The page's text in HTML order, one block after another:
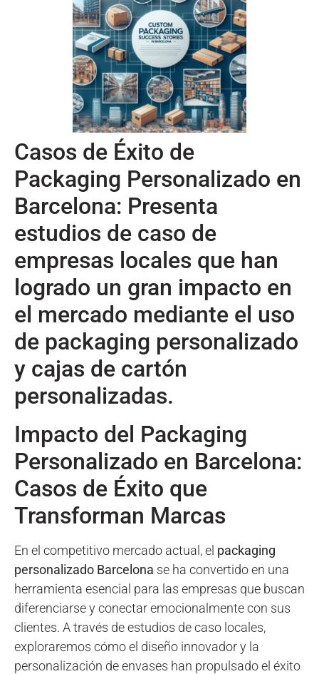
Casos de Éxito de
Packaging Personalizado en
Barcelona: Presenta
estudios de caso de
empresas locales que han
logrado un gran impacto en
el mercado mediante el uso
de packaging personalizado
y cajas de cartón
personalizadas.
Impacto del Packaging
Personalizado en Barcelona:
Casos de Éxito que
Transforman Marcas
En el competitivo mercado actual, el packaging
personalizado Barcelona se ha convertido en una
herramienta esencial para las empresas que buscan
diferenciarse y conectar emocionalmente con sus
clientes. A través de estudios de caso locales,
exploraremos cómo el diseño innovador y la
personalización de envases han propulsado el éxito